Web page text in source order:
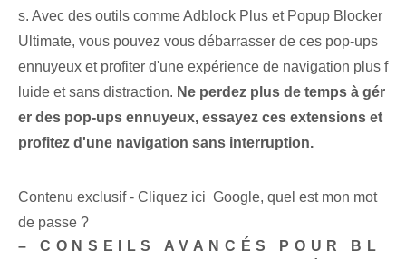
s. Avec des outils comme Adblock Plus et Popup Blocker
Ultimate, vous pouvez vous débarrasser de ces pop-ups
ennuyeux et profiter d'une expérience de navigation plus f
luide et sans distraction. Ne perdez plus de temps à gér
er des pop-ups ennuyeux, essayez ces extensions et
profitez d'une navigation sans interruption.
Contenu exclusif - Cliquez ici Google, quel est mon mot
de passe ?
– CONSEILS AVANCÉS POUR BL